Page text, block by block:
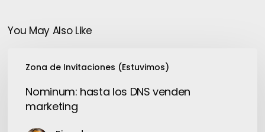
You May Also Like
Zona de Invitaciones (Estuvimos)
hasta
venden
marketing
Nominum: hasta los DNS venden
marketing